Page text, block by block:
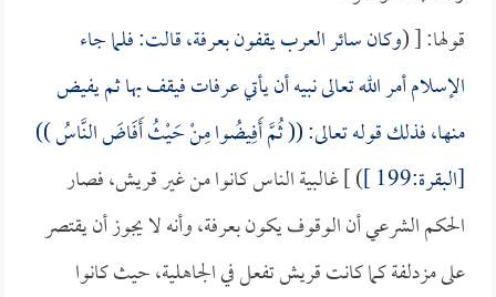
قولها: [ (وكان سائر العرب يقفون بعرفة، قالت: فلما جاء
الإسلام أمر الله تعالى نبيه أن يأتي عرفات فيقف بها ثم يفيض
منها، فذلك قوله تعالى: (( ثُمَّ أَفِيضُوا مِنْ حَيْثُ أَفَاضَ النَّاسُ ))
[البقرة:199 ]
) ] غالبية الناس كانوا من غير قريش، فصار
الحكم الشرعي أن الوقوف يكون بعرفة، وأنه لا يجوز أن يقتصر
على مزدلفة كما كانت قريش تفعل في الجاهلية، حيث كانوا